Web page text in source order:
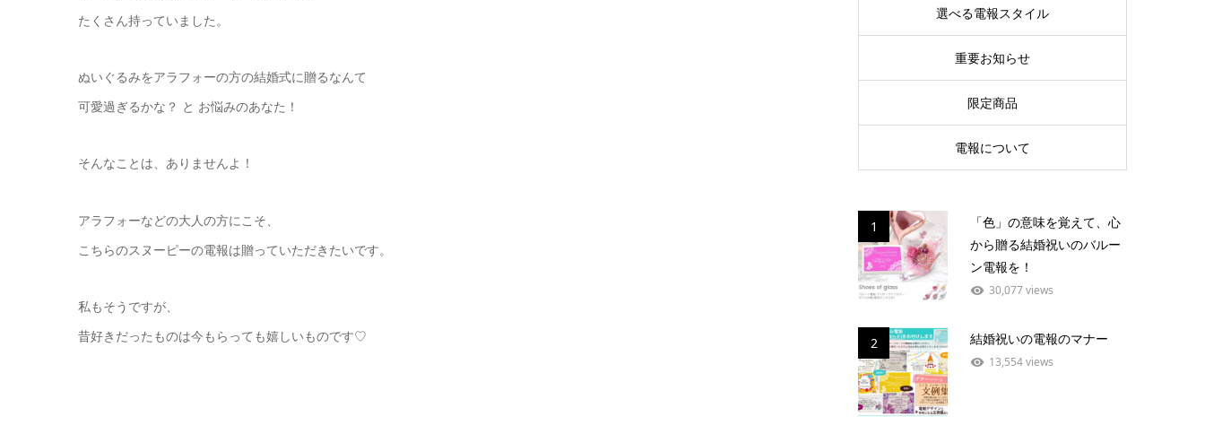
たくさん持っていました。
ぬいぐるみをアラフォーの方の結婚式に贈るなんて
可愛過ぎるかな？ と お悩みのあなた！
そんなことは、ありませんよ！
アラフォーなどの大人の方にこそ、
こちらのスヌーピーの電報は贈っていただきたいです。
私もそうですが、
昔好きだったものは今もらっても嬉しいものです♡
選べる電報スタイル
重要お知らせ
限定商品
電報について
1
「色」の意味を覚えて、心
から贈る結婚祝いのバルー
ン電報を！
30,077 views
2 結婚祝いの電報のマナー
13,554 views